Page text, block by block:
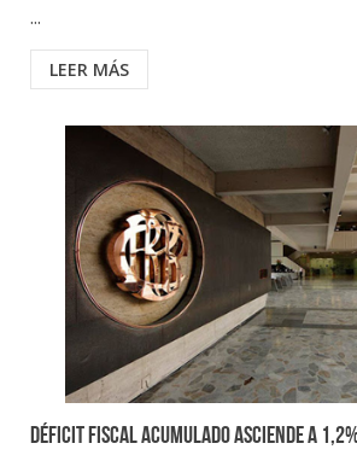
...
LEER MÁS
Déficit fiscal acumulado asciende a